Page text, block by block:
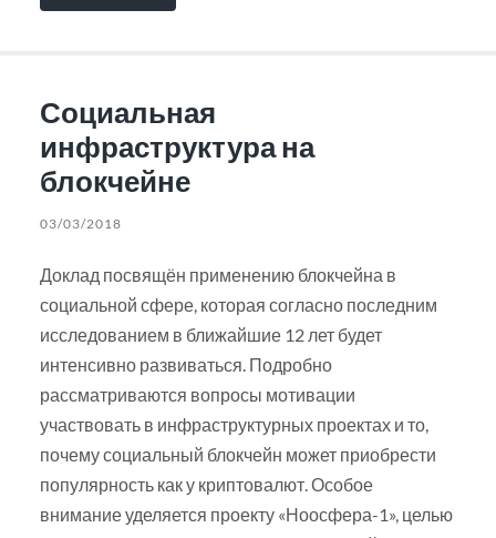
Социальная
инфраструктура на
блокчейне
03/03/2018
Доклад посвящён применению блокчейна в
социальной сфере, которая согласно последним
исследованием в ближайшие 12 лет будет
интенсивно развиваться. Подробно
рассматриваются вопросы мотивации
участвовать в инфраструктурных проектах и то,
почему социальный блокчейн может приобрести
популярность как у криптовалют. Особое
внимание уделяется проекту «Ноосфера-1», целью